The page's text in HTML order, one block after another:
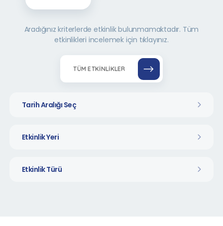
Tarih Aralığı Seç
Etkinlik Yeri
Etkinlik Türü
Aradığınız kriterlerde etkinlik bulunmamaktadır. Tüm
etkinlikleri incelemek için tıklayınız.
TÜM ETKINLIKLER